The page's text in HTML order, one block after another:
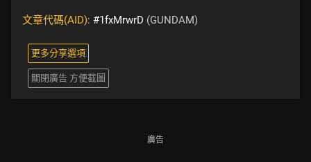
文章代碼(AID): #1fxMrwrD (GUNDAM)
更多分享選項
關閉廣告 方便截圖
廣告